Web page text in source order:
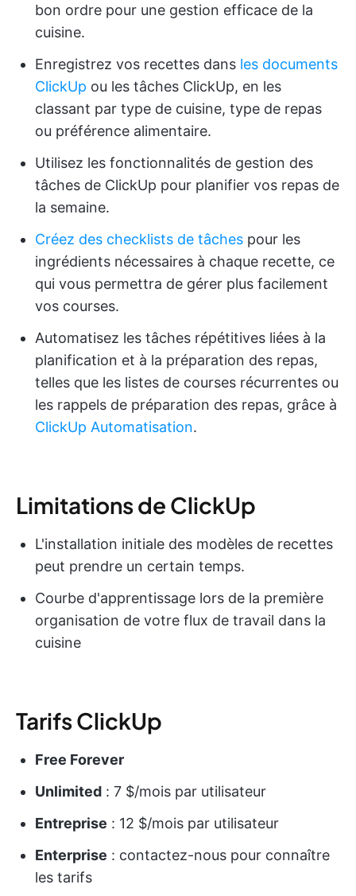
bon ordre pour une gestion efficace de la
cuisine.
Enregistrez vos recettes dans les documents
ClickUp ou les tâches ClickUp, en les
classant par type de cuisine, type de repas
ou préférence alimentaire.
Utilisez les fonctionnalités de gestion des
tâches de ClickUp pour planifier vos repas de
la semaine.
Créez des checklists de tâches pour les
ingrédients nécessaires à chaque recette, ce
qui vous permettra de gérer plus facilement
vos courses.
Automatisez les tâches répétitives liées à la
planification et à la préparation des repas,
telles que les listes de courses récurrentes ou
les rappels de préparation des repas, grâce à
ClickUp Automatisation.
Limitations de ClickUp
L'installation initiale des modèles de recettes
peut prendre un certain temps.
Courbe d'apprentissage lors de la première
organisation de votre flux de travail dans la
cuisine
Tarifs ClickUp
Free Forever
Unlimited : 7 $/mois par utilisateur
Entreprise : 12 $/mois par utilisateur
Enterprise : contactez-nous pour connaître
les tarifs